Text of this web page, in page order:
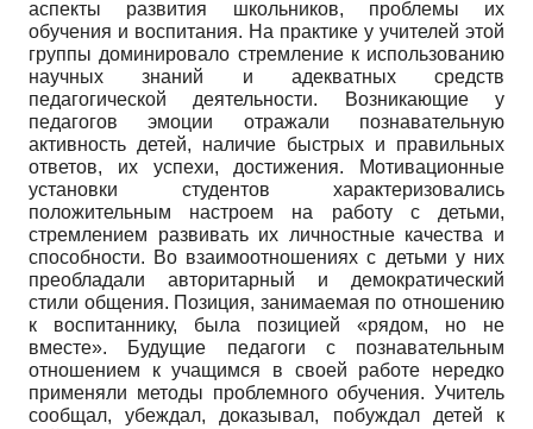
аспекты развития школьников, проблемы их
обучения и воспитания. На практике у учителей этой
группы доминировало стремление к использованию
научных знаний и адекватных средств
педагогической деятельности. Возникающие у
педагогов эмоции отражали познавательную
активность детей, наличие быстрых и правильных
ответов, их успехи, достижения. Мотивационные
установки студентов характеризовались
положительным настроем на работу с детьми,
стремлением развивать их личностные качества и
способности. Во взаимоотношениях с детьми у них
преобладали авторитарный и демократический
стили общения. Позиция, занимаемая по отношению
к воспитаннику, была позицией «рядом, но не
вместе». Будущие педагоги с познавательным
отношением к учащимся в своей работе нередко
применяли методы проблемного обучения. Учитель
сообщал, убеждал, доказывал, побуждал детей к